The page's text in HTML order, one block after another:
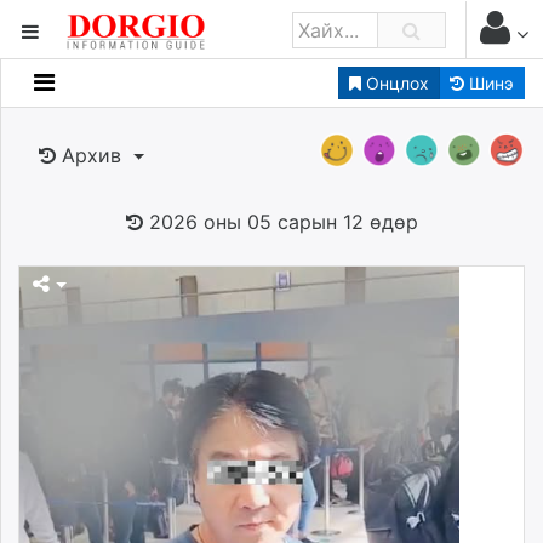
Онцлох Шинэ
Мэдээллийн
Банк санхүү
Нийслэлийн
zindaa.mn
Baabar.mn
tovch.mn
Архив
2026 оны 05 сарын 12 өдөр